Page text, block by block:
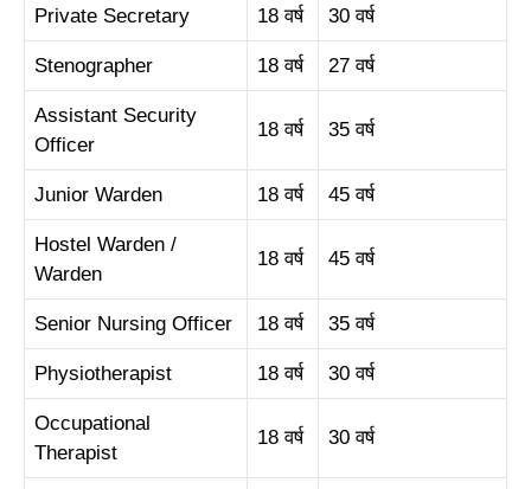
Private Secretary 18 वर्ष 30 वर्ष
Stenographer 18 वर्ष 27 वर्ष
Assistant Security
Officer
18 वर्ष 35 वर्ष
Junior Warden 18 वर्ष 45 वर्ष
Hostel Warden /
Warden
18 वर्ष 45 वर्ष
Senior Nursing Officer 18 वर्ष 35 वर्ष
Physiotherapist 18 वर्ष 30 वर्ष
Occupational
Therapist
18 वर्ष 30 वर्ष